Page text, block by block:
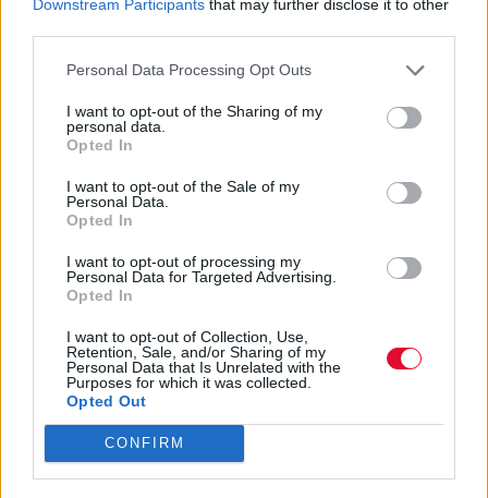
Downstream Participants that may further disclose it to other
Personal Data Processing Opt Outs
I want to opt-out of the Sharing of my
personal data.
Opted In
I want to opt-out of the Sale of my
Personal Data.
Opted In
I want to opt-out of processing my
Personal Data for Targeted Advertising.
Opted In
I want to opt-out of Collection, Use,
Retention, Sale, and/or Sharing of my
Personal Data that Is Unrelated with the
Purposes for which it was collected.
Opted Out
CONFIRM
Susanna Hoffs: Το νέο της single εμπνέεται από
μια αξέχαστη συνάντηση με τον Bob Weir
Μουσικά νέα από την Ελλάδα και τη διεθνή μουσική